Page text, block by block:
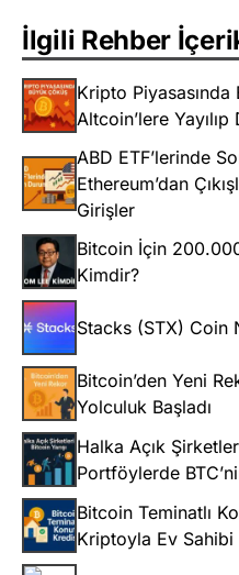
İlgili Rehber
Kripto Piyasasında
Altcoin’lere
ABD ETF’lerinde
Ethereum’dan
Girişler
Bitcoin İçin
Kimdir?
Stacks (STX) Coin
Bitcoin’den Yeni
Yolculuk Başladı
Halka Açık
Portföylerde
Bitcoin Teminatlı
Kriptoyla Ev Sahibi